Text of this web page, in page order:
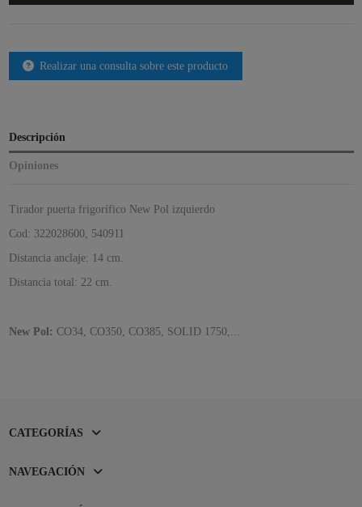
Realizar una consulta sobre este producto
Descripción
Opiniones
Tirador puerta frigorífico New Pol izquierdo
Cod: 322028600, 540911
Distancia anclaje: 14 cm.
Distancia total: 22 cm.
New Pol: CO34, CO350, CO385, SOLID 1750,...
CATEGORÍAS
NAVEGACIÓN